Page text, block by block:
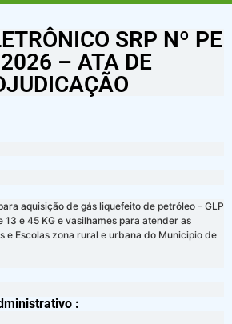
SRP Nº PE
– ATA DE
aquisição de gás liquefeito de petróleo – GLP
e 45 KG e vasilhames para atender as
e Escolas zona rural e urbana do Municipio de
: